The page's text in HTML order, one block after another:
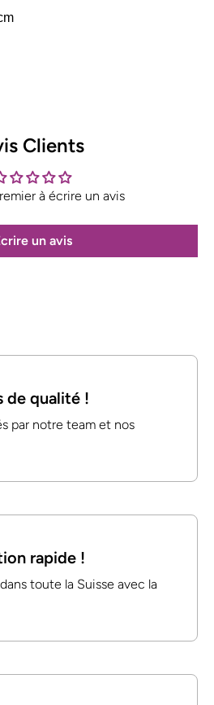
Clients
à écrire un avis
un avis
de qualité !
par notre team et nos
rapide !
toute la Suisse avec la